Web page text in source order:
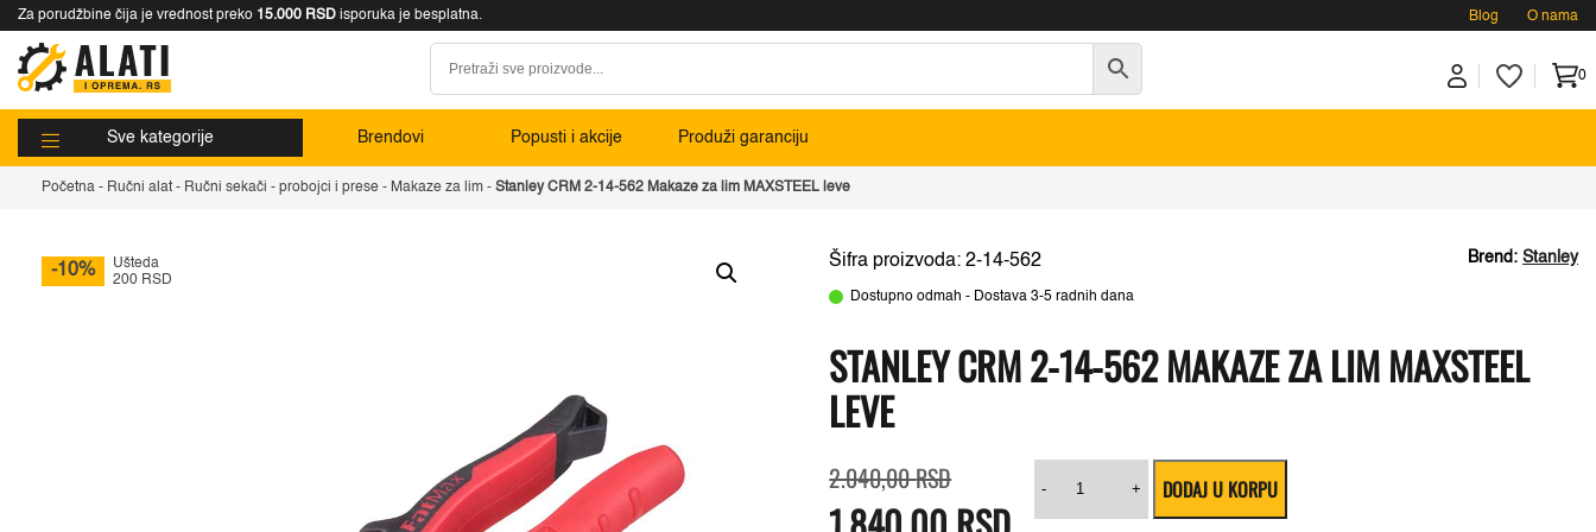
Za porudžbine čija je vrednost preko 15.000 RSD isporuka je besplatna. Blog O nama
0
Sve kategorije Brendovi Popusti i akcije Produži garanciju
Početna - Ručni alat - Ručni sekači - probojci i prese - Makaze za lim - Stanley CRM 2-14-562 Makaze za lim MAXSTEEL leve
-10%
Ušteda
200 RSD
Brend: Stanley
Šifra proizvoda: 2-14-562
Dostupno odmah - Dostava 3-5 radnih dana
STANLEY CRM 2-14-562 MAKAZE ZA LIM MAXSTEEL
LEVE
2.040,00RSDcena
je
bila:
cena
je:
1.840,00 RSD.
-
CRM
14-
+ DODAJ U KORPU